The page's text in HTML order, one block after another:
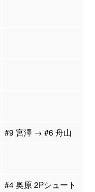
#9 宮澤 → #6 舟山
#4 奥原 2Pシュート